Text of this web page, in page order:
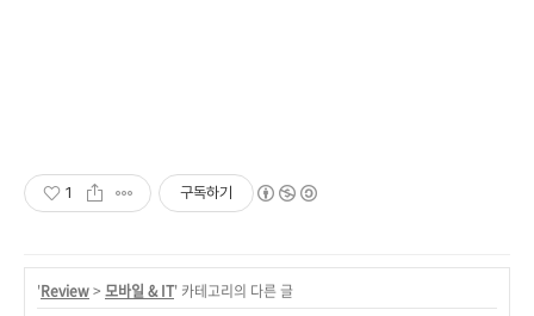
1 구독하기
'Review> 모바일 & IT' 카테고리의 다른 글